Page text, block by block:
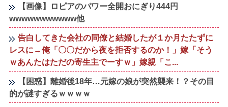
【画像】ロピアのパワー全開おにぎり444円
wwwwwwwwwww他
告白してきた会社の同僚と結婚したが１か月たたずに
レスに→俺「〇〇だから夜を拒否するのか！」嫁「そう
ｗあんたはただの寄生主でーすｗ」嫁親「こ...
【困惑】離婚後18年…元嫁の娘が突然襲来！？その目
的が謎すぎるｗｗｗｗ